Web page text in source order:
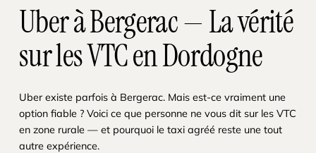
Uber à Bergerac — La vérité
sur les VTC en Dordogne
Uber existe parfois à Bergerac. Mais est-ce vraiment une
option fiable ? Voici ce que personne ne vous dit sur les VTC
en zone rurale — et pourquoi le taxi agréé reste une tout
autre expérience.